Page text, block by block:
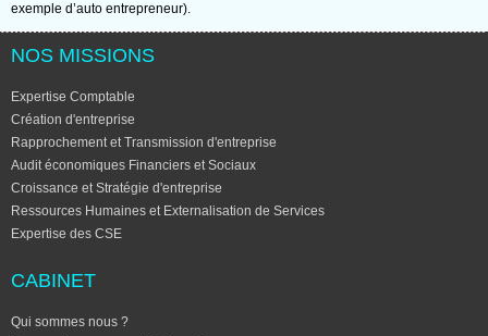
exemple d’auto entrepreneur).
NOS MISSIONS
Expertise Comptable
Création d'entreprise
Rapprochement et Transmission d'entreprise
Audit économiques Financiers et Sociaux
Croissance et Stratégie d'entreprise
Ressources Humaines et Externalisation de Services
Expertise des CSE
CABINET
Qui sommes nous ?